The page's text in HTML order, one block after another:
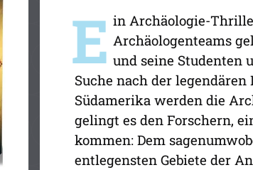
E in Archäologie-
Archäologenteams
und seine Studenten
Suche nach der
Südamerika werden die
gelingt es den Forschern,
kommen: Dem
entlegensten Gebiete der